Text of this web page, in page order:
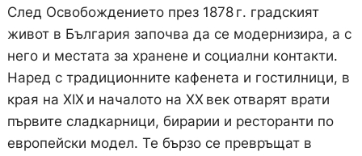
След Освобождението през 1878 г. градският
живот в България започва да се модернизира, а с
него и местата за хранене и социални контакти.
Наред с традиционните кафенета и гостилници, в
края на XIX и началото на XX век отварят врати
първите сладкарници, бирарии и ресторанти по
европейски модел. Те бързо се превръщат в